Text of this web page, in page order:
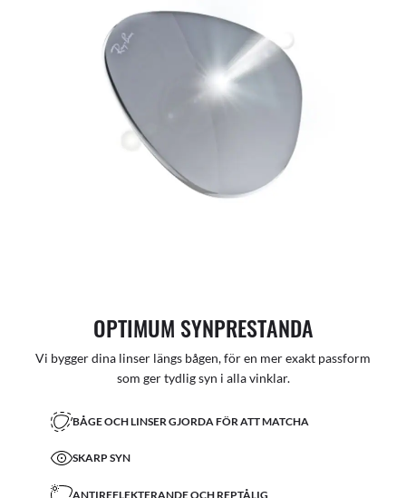
OPTIMUM SYNPRESTANDA
Vi bygger dina linser längs bågen, för en mer exakt passform
som ger tydlig syn i alla vinklar.
BÅGE OCH LINSER GJORDA FÖR ATT MATCHA
SKARP SYN
ANTIREFLEKTERANDE OCH REPTÅLIG